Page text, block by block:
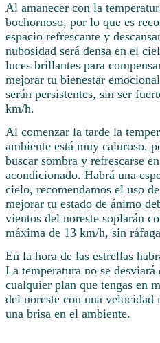
Al amanecer con la
bochornoso, por lo que es
espacio refrescante y
nubosidad será densa en el
luces brillantes para
mejorar tu bienestar
serán persistentes, sin ser
km/h.
Al comenzar la tarde la
ambiente está muy caluroso,
buscar sombra y refrescarse
acondicionado. Habrá una
cielo, recomendamos el uso
mejorar tu estado de ánimo
vientos del noreste soplarán
máxima de 13 km/h, sin
En la hora de las estrellas
La temperatura no se
cualquier plan que tengas en
del noreste con una velocidad
una brisa en el ambiente.